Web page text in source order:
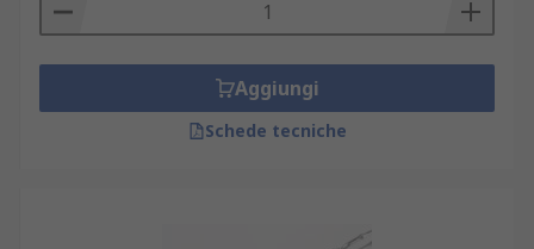
Aggiungi
Schede tecniche